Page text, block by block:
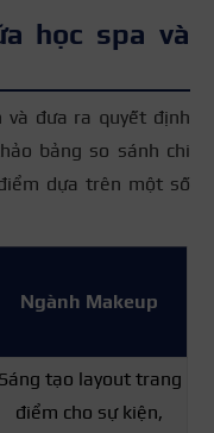
học spa và
đưa ra quyết định
bảng so sánh chi
dựa trên một số
Ngành Makeup
Sáng tạo layout trang
điểm cho sự kiện,